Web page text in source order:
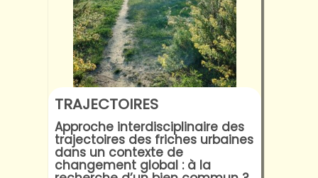
TRAJECTOIRES
Approche interdisciplinaire des
trajectoires des friches urbaines
dans un contexte de
changement global : à la